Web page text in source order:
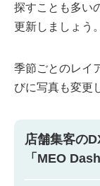
探すことも多い
更新しましょう。
季節ごとのレイ
びに写真も変更
店舗集客の
「MEO